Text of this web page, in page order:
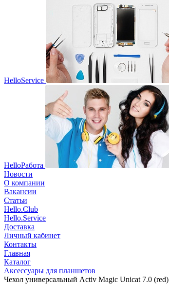
HelloService
HelloРабота
Новости
О компании
Вакансии
Статьи
Hello.Club
Hello.Service
Доставка
Личный кабинет
Контакты
Главная
Каталог
Аксессуары для планшетов
Чехол универсальный Activ Magic Unicat 7.0 (red)